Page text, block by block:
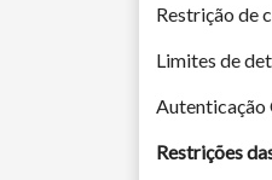
Restrição de
Limites de
Autenticação
Restrições